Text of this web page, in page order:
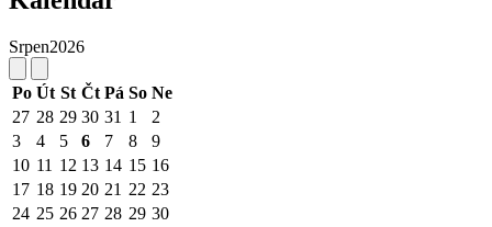
Srpen2026
Po Út St Čt Pá So Ne
27 28 29 30 31 1
2
3
4 5 6 7 8
9
10 11 12 13 14 15 16
17 18 19 20 21 22 23
24 25 26 27 28 29 30